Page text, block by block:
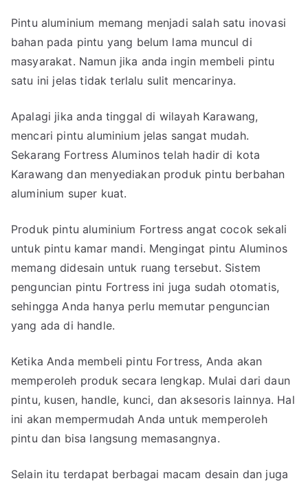
Pintu aluminium memang menjadi salah satu inovasi
bahan pada pintu yang belum lama muncul di
masyarakat. Namun jika anda ingin membeli pintu
satu ini jelas tidak terlalu sulit mencarinya.
Apalagi jika anda tinggal di wilayah Karawang,
mencari pintu aluminium jelas sangat mudah.
Sekarang Fortress Aluminos telah hadir di kota
Karawang dan menyediakan produk pintu berbahan
aluminium super kuat.
Produk pintu aluminium Fortress angat cocok sekali
untuk pintu kamar mandi. Mengingat pintu Aluminos
memang didesain untuk ruang tersebut. Sistem
penguncian pintu Fortress ini juga sudah otomatis,
sehingga Anda hanya perlu memutar penguncian
yang ada di handle.
Ketika Anda membeli pintu Fortress, Anda akan
memperoleh produk secara lengkap. Mulai dari daun
pintu, kusen, handle, kunci, dan aksesoris lainnya. Hal
ini akan mempermudah Anda untuk memperoleh
pintu dan bisa langsung memasangnya.
Selain itu terdapat berbagai macam desain dan juga